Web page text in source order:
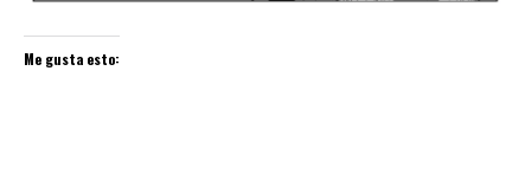
Me gusta esto: